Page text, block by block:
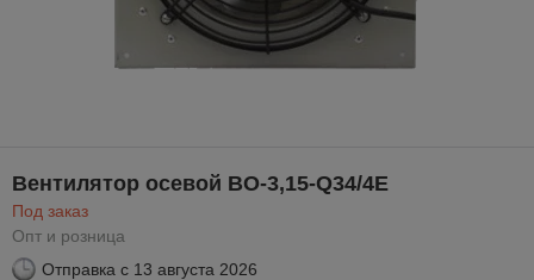
Вентилятор осевой ВО-3,15-Q34/4E
Под заказ
Опт и розница
Отправка с 13 августа 2026